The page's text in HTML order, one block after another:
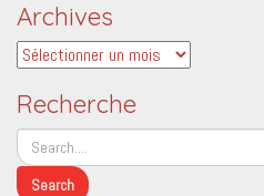
Archives
Archives
Recherche